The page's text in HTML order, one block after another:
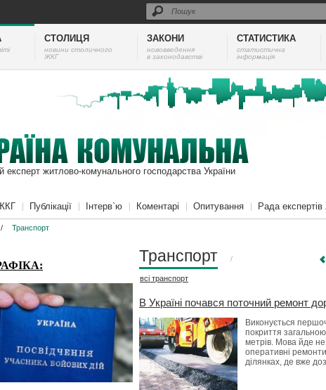
СТОЛИЦЯ
новини столичного
ЖКГ
ЗАКОНИ
нововведення
в законодавстві
СТАТИСТИКА
cтатистична
інформація
експерт житлово-комунального господарства України
Публікації Інтерв`ю Коментарі Опитування Рада
/ Транспорт
Транспорт /
всі транспорт
В Україні почався поточний ремонт
Виконується
покриття
метрів. Мова йде
оперативні
ділянках, де вже